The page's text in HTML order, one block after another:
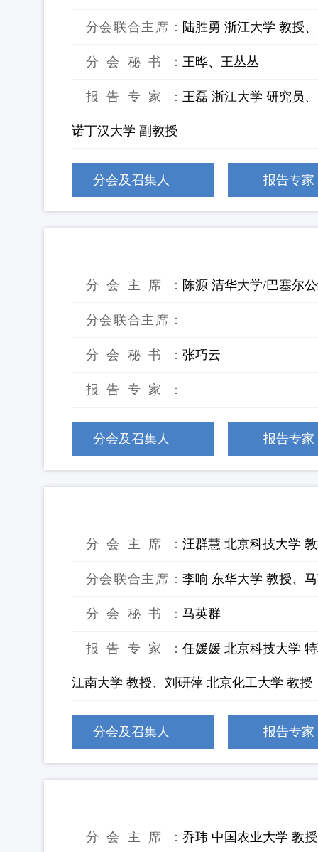
分会联合主席： 陆胜勇 浙江大学 教授
分会秘书： 王晔、王丛丛
报告专家： 王磊 浙江大学 研究员
诺丁汉大学 副教授
分会及召集人 报告专家
分会主席： 陈源 清华大学/巴塞尔
分会联合主席：
分会秘书： 张巧云
报告专家：
分会及召集人 报告专家
分会主席： 汪群慧 北京科技大学
分会联合主席： 李响 东华大学 教授、
分会秘书： 马英群
报告专家： 任媛媛 北京科技大学
江南大学 教授、刘研萍 北京化工大学 教授
分会及召集人 报告专家
分会主席： 乔玮 中国农业大学 教授